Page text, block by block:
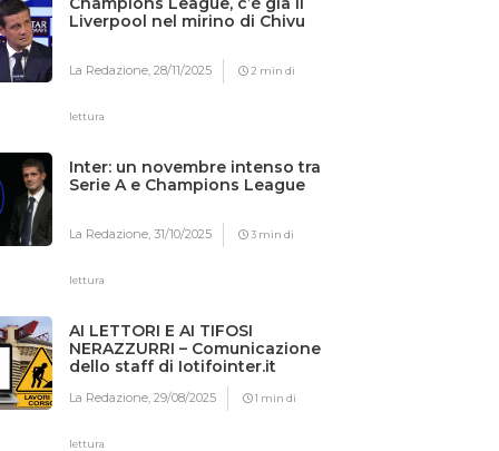
Liverpool nel mirino di Chivu
La Redazione,28/11/2025 2 min di
lettura
Inter: un novembre intenso tra
Serie A e Champions League
La Redazione,31/10/2025 3 min di
lettura
AI LETTORI E AI TIFOSI
NERAZZURRI – Comunicazione
dello staff di Iotifointer.it
La Redazione,29/08/2025 1 min di
lettura